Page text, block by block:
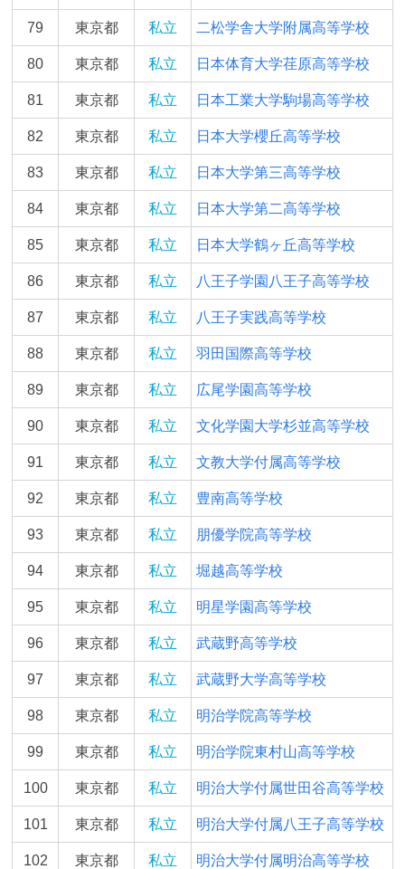
79 東京都 私立 二松学舎大学附属高等学校
80 東京都 私立 日本体育大学荏原高等学校
81 東京都 私立 日本工業大学駒場高等学校
82 東京都 私立 日本大学櫻丘高等学校
83 東京都 私立 日本大学第三高等学校
84 東京都 私立 日本大学第二高等学校
85 東京都 私立 日本大学鶴ヶ丘高等学校
86 東京都 私立 八王子学園八王子高等学校
87 東京都 私立 八王子実践高等学校
88 東京都 私立 羽田国際高等学校
89 東京都 私立 広尾学園高等学校
90 東京都 私立 文化学園大学杉並高等学校
91 東京都 私立 文教大学付属高等学校
92 東京都 私立 豊南高等学校
93 東京都 私立 朋優学院高等学校
94 東京都 私立 堀越高等学校
95 東京都 私立 明星学園高等学校
96 東京都 私立 武蔵野高等学校
97 東京都 私立 武蔵野大学高等学校
98 東京都 私立 明治学院高等学校
99 東京都 私立 明治学院東村山高等学校
100 東京都 私立 明治大学付属世田谷高等学校
101 東京都 私立 明治大学付属八王子高等学校
102 東京都 私立 明治大学付属明治高等学校